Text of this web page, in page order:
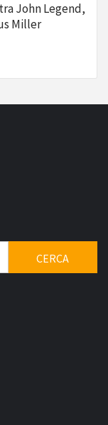
John Legend,
Miller